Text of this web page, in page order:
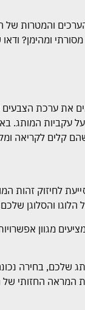
והמטרות של
ומהימן?
את ערכת
המותג.
קלים לקריאה
לחיזוק זהות
והסלוגן שלכם
מגוון
שלכם, בחירה
את המראה החזותי